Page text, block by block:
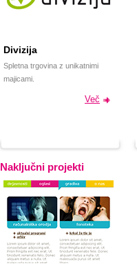
Divizija
Spletna trgovina z unikatnimi
majicami.
Več
Naključni projekti